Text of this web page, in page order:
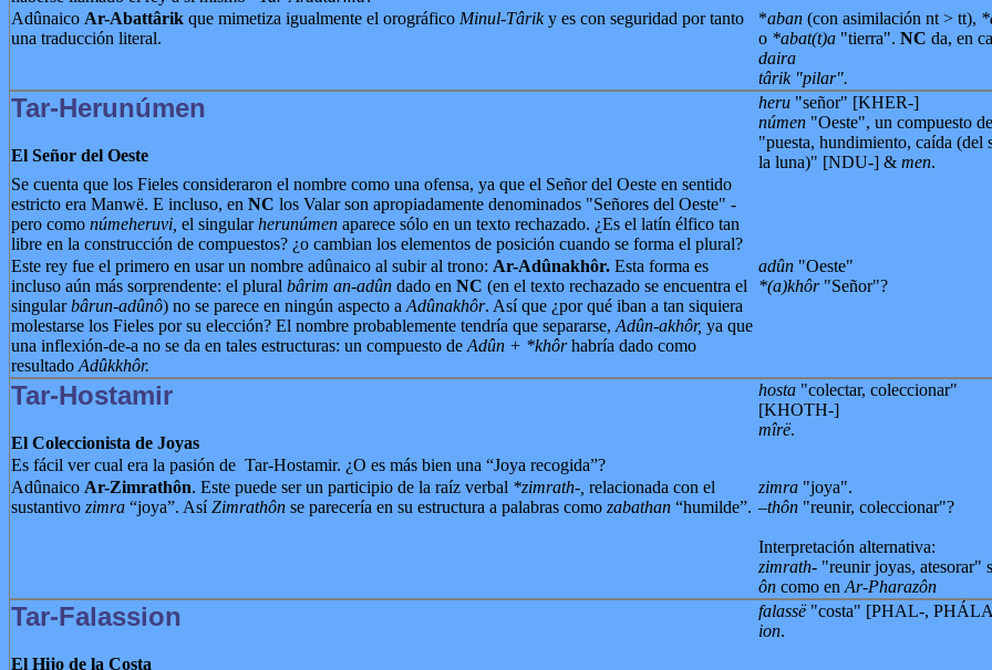
Adûnaico Ar-Abattârik que mimetiza igualmente el orográfico Minul-Târiky es con seguridad por tanto
una traducción literal.
*aban (con asimilación nt > tt),
o *abat(t)a "tierra". NC da, en
daira
târik "pilar".
Tar-Herunúmen
El Señor del Oeste
heru "señor" [KHER-]
númen "Oeste", un compuesto de
"puesta, hundimiento, caída (del
la luna)" [NDU-] & men.
Se cuenta que los Fieles consideraron el nombre como una ofensa, ya que el Señor del Oeste en sentido
estricto era Manwë. E incluso, en NC los Valar son apropiadamente denominados "Señores del Oeste" -
pero como númeheruvi, el singularherunúmen aparece sólo en un texto rechazado. ¿Es el latín élfico tan
libre en la construcción de compuestos? ¿o cambian los elementos de posición cuando se forma el plural?
Este rey fue el primero en usar un nombre adûnaico al subir al trono: Ar-Adûnakhôr. Esta forma es
incluso aún más sorprendente: el plural bârim an-adûn dado en NC (en el texto rechazado se encuentra el
singularbârun-adûnô) no se parece en ningún aspecto a Adûnakhôr. Así que ¿por qué iban a tan siquiera
molestarse los Fieles por su elección? El nombre probablemente tendría que separarse, Adûn-akhôr, ya que
una inflexión-de-a no se da en tales estructuras: un compuesto de Adûn + *khôrhabría dado como
resultado Adûkkhôr.
adûn "Oeste"
*(a)khôr"Señor"?
Tar-Hostamir
El Coleccionista de Joyas
hosta "colectar, coleccionar"
[KHOTH-]
mîrë.
Es fácil ver cual era la pasión de Tar-Hostamir. ¿O es más bien una “Joya recogida”?
Adûnaico Ar-Zimrathôn. Este puede ser un participio de la raíz verbal *zimrath-, relacionada con el
sustantivo zimra “joya”. AsíZimrathôn se parecería en su estructura a palabras como zabathan “humilde”.
zimra "joya".
–thôn "reunir, coleccionar"?
Interpretación alternativa:
zimrath- "reunir joyas, atesorar"
ôn como en Ar-Pharazôn
Tar-Falassion
El Hijo de la Costa
falassë"costa" [PHAL-,
ion.